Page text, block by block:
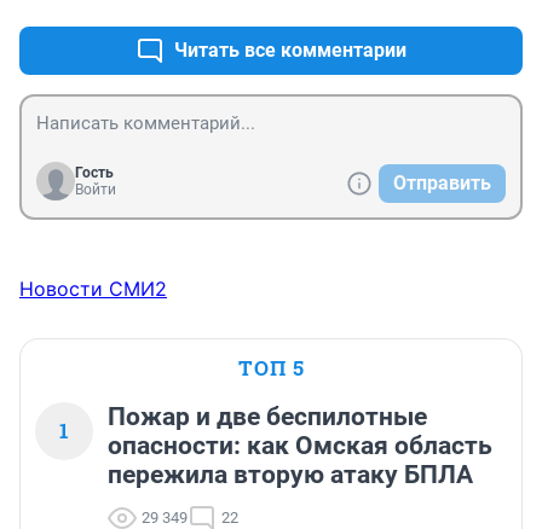
Читать все комментарии
Гость
Войти
Отправить
Новости СМИ2
ТОП 5
1
Пожар и две беспилотные
опасности: как Омская область
пережила вторую атаку БПЛА
29 349 22